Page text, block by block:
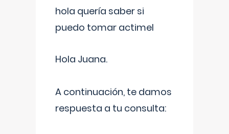
hola quería saber si
puedo tomar actimel
Hola Juana.
A continuación, te damos
respuesta a tu consulta: